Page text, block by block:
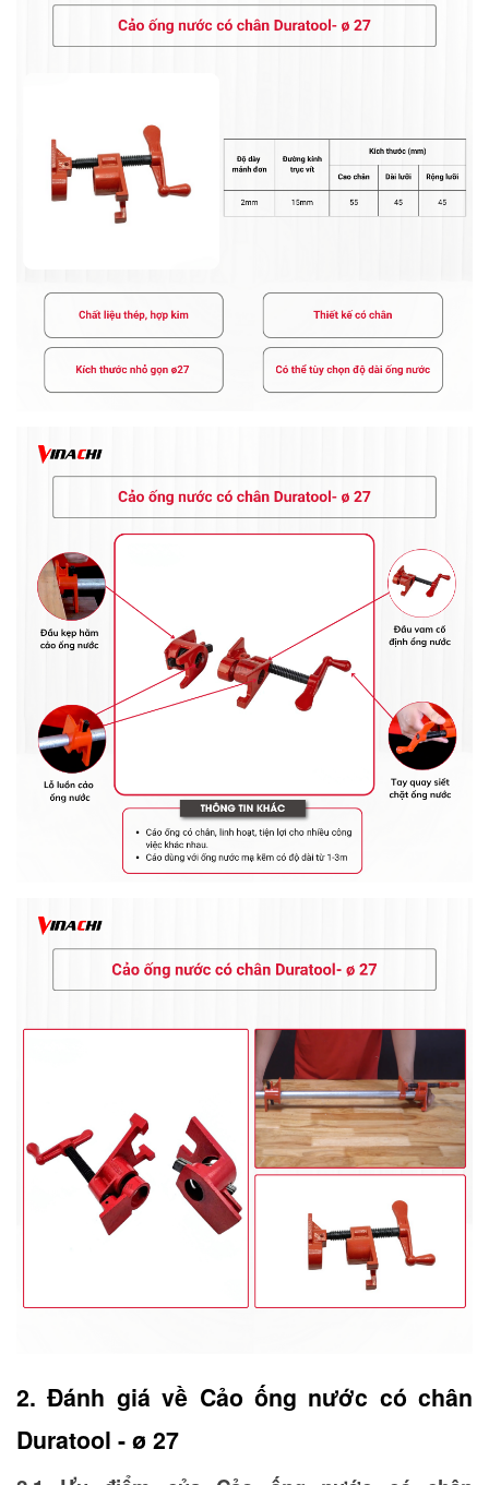
2. Đánh giá về Cảo ống nước có chân
Duratool - ø 27